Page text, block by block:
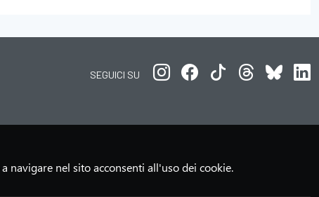
SEGUICI SU
navigare nel sito acconsenti all'uso dei cookie.